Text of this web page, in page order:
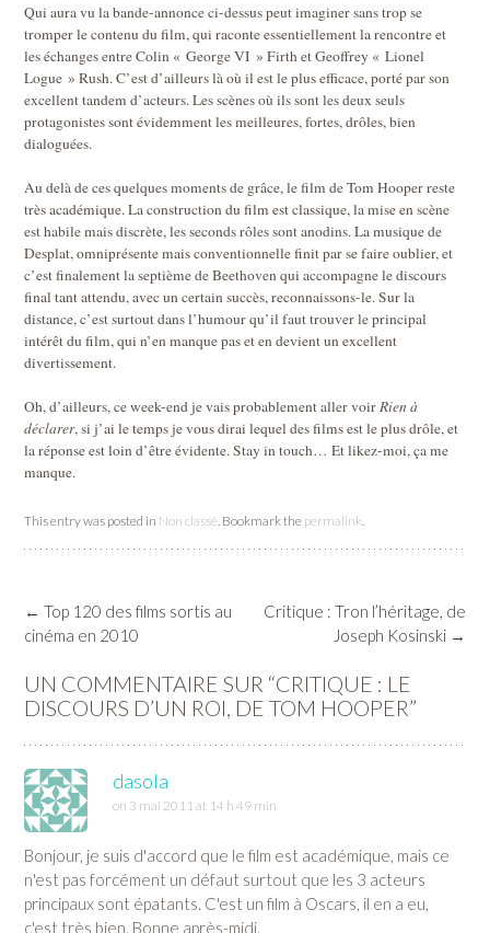
Qui aura vu la bande-annonce ci-dessus peut imaginer sans trop se
tromper le contenu du film, qui raconte essentiellement la rencontre et
les échanges entre Colin « George VI » Firth et Geoffrey « Lionel
Logue » Rush. C’est d’ailleurs là où il est le plus efficace, porté par son
excellent tandem d’acteurs. Les scènes où ils sont les deux seuls
protagonistes sont évidemment les meilleures, fortes, drôles, bien
dialoguées.
Au delà de ces quelques moments de grâce, le film de Tom Hooper reste
très académique. La construction du film est classique, la mise en scène
est habile mais discrète, les seconds rôles sont anodins. La musique de
Desplat, omniprésente mais conventionnelle finit par se faire oublier, et
c’est finalement la septième de Beethoven qui accompagne le discours
final tant attendu, avec un certain succès, reconnaissons-le. Sur la
distance, c’est surtout dans l’humour qu’il faut trouver le principal
intérêt du film, qui n’en manque pas et en devient un excellent
divertissement.
Oh, d’ailleurs, ce week-end je vais probablement aller voirRien à
déclarer, si j’ai le temps je vous dirai lequel des films est le plus drôle, et
la réponse est loin d’être évidente. Stay in touch… Et likez-moi, ça me
manque.
This entry was posted in Non classé . Bookmark the permalink
Post
navigation
← Top 120 des films sortis au
cinéma en 2010
Critique : Tron l’héritage, de
Joseph Kosinski →
UN COMMENTAIRE SUR “CRITIQUE : LE
DISCOURS D’UN ROI, DE TOM HOOPER”
dasola
on 3 mai 2011 at 14 h 49 min
Bonjour, je suis d'accord que le film est académique, mais ce
n'est pas forcément un défaut surtout que les 3 acteurs
principaux sont épatants. C'est un film à Oscars, il en a eu,
c'est très bien. Bonne après-midi.